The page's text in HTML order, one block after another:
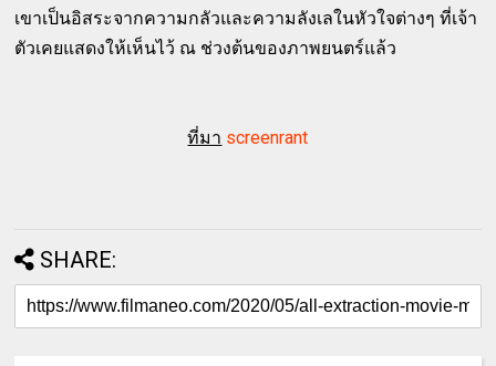
เขาเป็นอิสระจากความกลัวและความลังเลในหัวใจต่างๆ ที่เจ้า
ตัวเคยแสดงให้เห็นไว้ ณ ช่วงต้นของภาพยนตร์แล้ว
ที่มา screenrant
SHARE: